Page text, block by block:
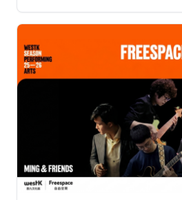
除外） ⏰ 樂園開放時間：每
時 📍 海洋公園水上樂園，香
門票由2026年6月8日起公開
90 年代經典廣東歌注入全新
港黃金時代的標誌性歌曲經過
量呈現,讓你隨著熟悉的旋律重
🍺 現場更有冰涼的
Rosé 啤酒無限暢飲!邀約三五
熱舞狂歡,一邊暢飲清爽啤酒,
東歌最璀璨的盛世。 這不僅是一場派對,更是對粵
語流行文化的致敬,以震撼節
著你。無論你是資深粵語歌迷
經典,這個夜晚都將帶給你源
📅 日期:2026年7月11日(星期
至11時59分 📍 Vibes,尖沙咀